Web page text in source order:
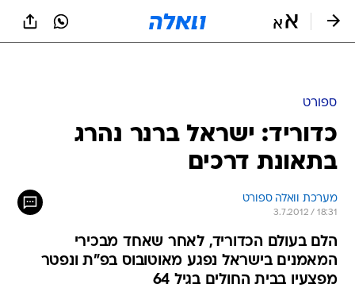
ספורט
כדוריד: ישראל ברנר נהרג
בתאונת דרכים
מערכת וואלה ספורט
3.7.2012 / 18:31
הלם בעולם הכדוריד, לאחר שאחד מבכירי
המאמנים בישראל נפגע מאוטובוס בפ"ת ונפטר
מפצעיו בבית החולים בגיל 64